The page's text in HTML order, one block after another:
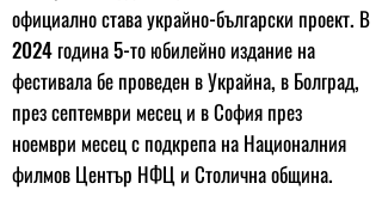
официално става украйно-български проект. В
2024 година 5-то юбилейно издание на
фестивала бе проведен в Украйна, в Болград,
през септември месец и в София през
ноември месец с подкрепа на Националния
филмов Център НФЦ и Столична община.